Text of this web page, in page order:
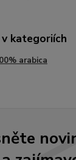
kategoriích
arabica